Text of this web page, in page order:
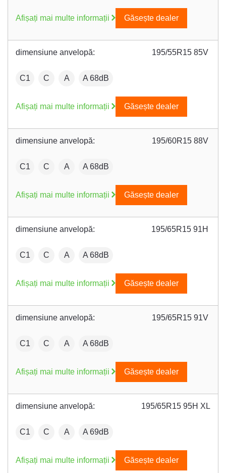
Afișați mai multe informații Găsește dealer
dimensiune anvelopă: 195/55R15 85V
:C1 Fuel efficiency:
C Wet grip:
A :A 68dB
Afișați mai multe informații Găsește dealer
dimensiune anvelopă: 195/60R15 88V
:C1 Fuel efficiency:
C Wet grip:
A :A 68dB
Afișați mai multe informații Găsește dealer
dimensiune anvelopă: 195/65R15 91H
:C1 Fuel efficiency:
C Wet grip:
A :A 68dB
Afișați mai multe informații Găsește dealer
dimensiune anvelopă: 195/65R15 91V
:C1 Fuel efficiency:
C Wet grip:
A :A 68dB
Afișați mai multe informații Găsește dealer
dimensiune anvelopă: 195/65R15 95H XL
:C1 Fuel efficiency:
C Wet grip:
A :A 69dB
Afișați mai multe informații Găsește dealer